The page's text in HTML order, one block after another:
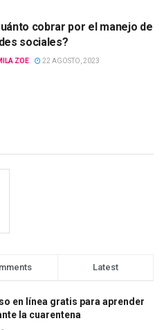
cobrar por el manejo de
sociales?
ZOE 22 AGOSTO, 2023
Latest
en línea gratis para aprender
la cuarentena